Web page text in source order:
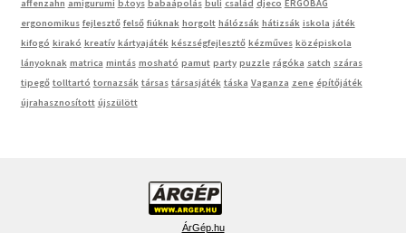
affenzahn amigurumi b.toys babaápolás buli család djeco ERGOBAG
ergonomikus fejlesztő felső fiúknak horgolt hálózsák hátizsák iskola játék
kifogó kirakó kreatív kártyajáték készségfejlesztő kézműves középiskola
lányoknak matrica mintás mosható pamut party puzzle rágóka satch száras
tipegő tolltartó tornazsák társas társasjáték táska Vaganza zene építőjáték
újrahasznosított újszülött
ÁrGép.hu